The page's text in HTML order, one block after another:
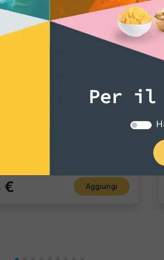
di cipolla
€ Aggiungi
Per il